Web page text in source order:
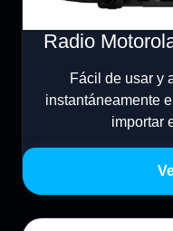
Radio
Fácil de usar y
instantáneamente
importar